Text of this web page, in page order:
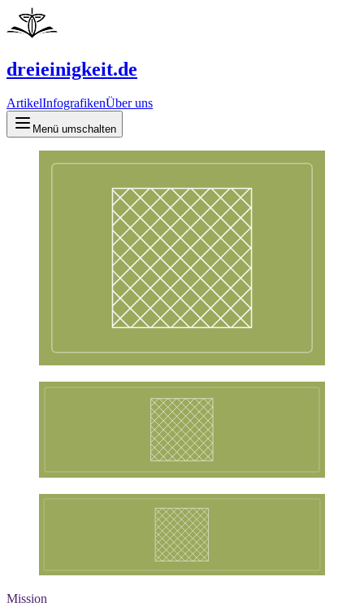
dreieinigkeit.de
ArtikelInfografikenÜber uns
Menü umschalten
Mission